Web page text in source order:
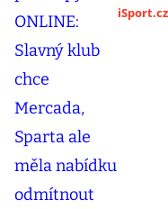
iSport.cz